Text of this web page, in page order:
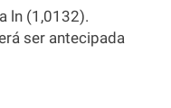
ln (1,0132).
ser antecipada